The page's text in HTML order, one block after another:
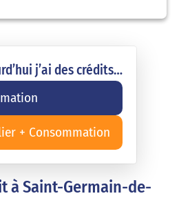
j’ai des crédits…
+ Consommation
à Saint-Germain-de-